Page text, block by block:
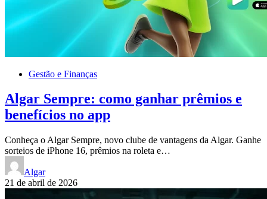
Gestão e Finanças
Algar Sempre: como ganhar prêmios e
benefícios no app
Conheça o Algar Sempre, novo clube de vantagens da Algar. Ganhe
sorteios de iPhone 16, prêmios na roleta e…
Algar
21 de abril de 2026